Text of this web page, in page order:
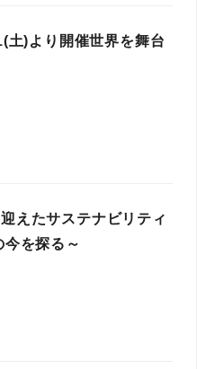
土)より開催世界を舞台
えたサステナビリティ
を探る～